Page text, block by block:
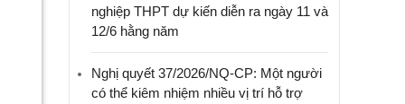
nghiệp THPT dự kiến diễn ra ngày 11 và
12/6 hằng năm
Nghị quyết 37/2026/NQ-CP: Một người
có thể kiêm nhiệm nhiều vị trí hỗ trợ